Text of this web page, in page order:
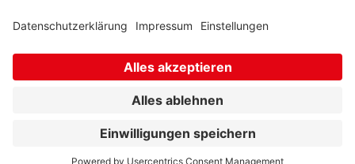
Unternehmensführung
Sozialrecht
© Hans-Böckler-Stiftung 2026